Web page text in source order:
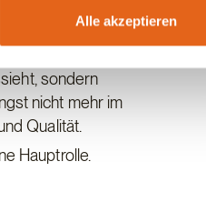
Alle akzeptieren
sondern
nicht mehr im
Qualität.
Hauptrolle.